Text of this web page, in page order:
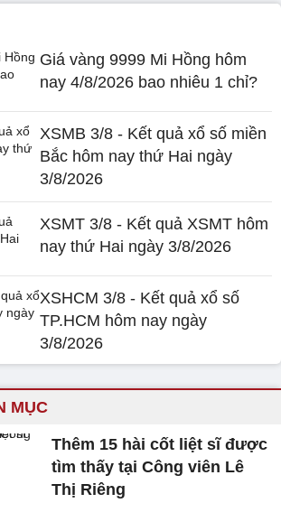
Giá vàng 9999 Mi Hồng hôm
nay 4/8/2026 bao nhiêu 1 chỉ?
XSMB 3/8 - Kết quả xổ số miền
Bắc hôm nay thứ Hai ngày
3/8/2026
XSMT 3/8 - Kết quả XSMT hôm
nay thứ Hai ngày 3/8/2026
XSHCM 3/8 - Kết quả xổ số
TP.HCM hôm nay ngày
3/8/2026
MỤC
Thêm 15 hài cốt liệt sĩ được
tìm thấy tại Công viên Lê
Thị Riêng